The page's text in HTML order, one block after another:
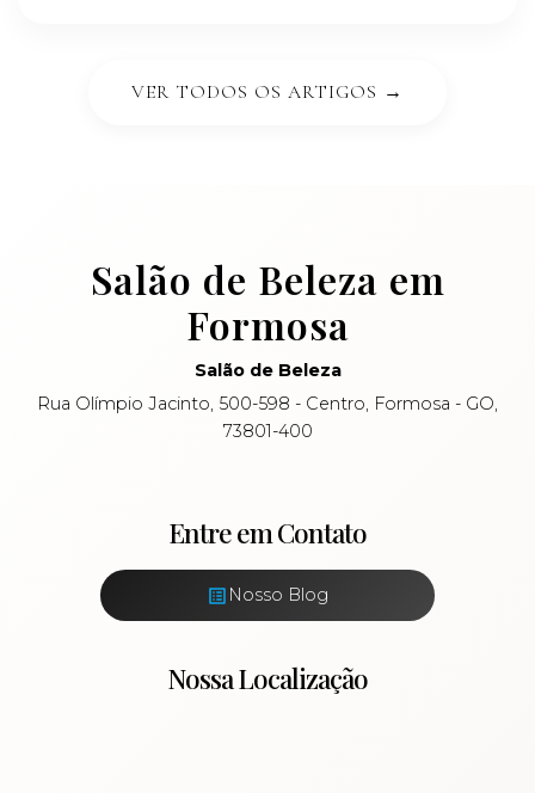
VER TODOS OS ARTIGOS →
Salão de Beleza em
Formosa
Salão de Beleza
Rua Olímpio Jacinto, 500-598 - Centro, Formosa - GO,
73801-400
Entre em Contato
Nosso Blog
Nossa Localização